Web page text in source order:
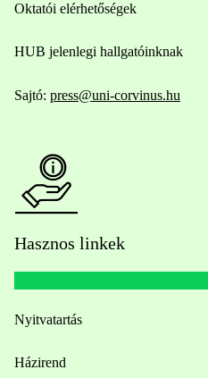
Oktatói elérhetőségek
HUB jelenlegi hallgatóinknak
Sajtó: press@uni-corvinus.hu
Hasznos linkek
Nyitvatartás
Házirend